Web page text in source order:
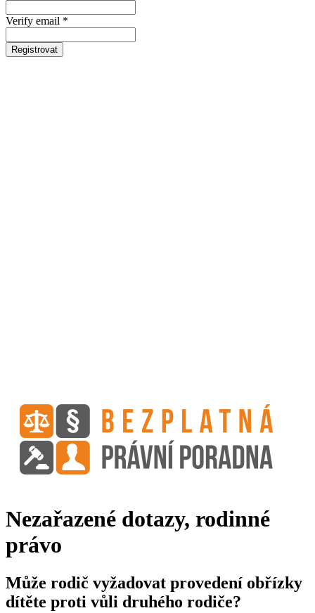
Verify email *
Registrovat
Nezařazené dotazy, rodinné
právo
Může rodič vyžadovat provedení obřízky
dítěte proti vůli druhého rodiče?